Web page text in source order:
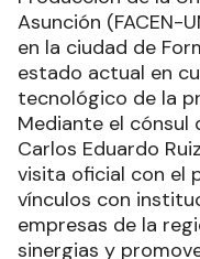
Asunción (FACEN-
en la ciudad de
estado actual en
tecnológico de la
Mediante el cónsul
Carlos Eduardo
visita oficial con el
vínculos con
empresas de la
sinergias y